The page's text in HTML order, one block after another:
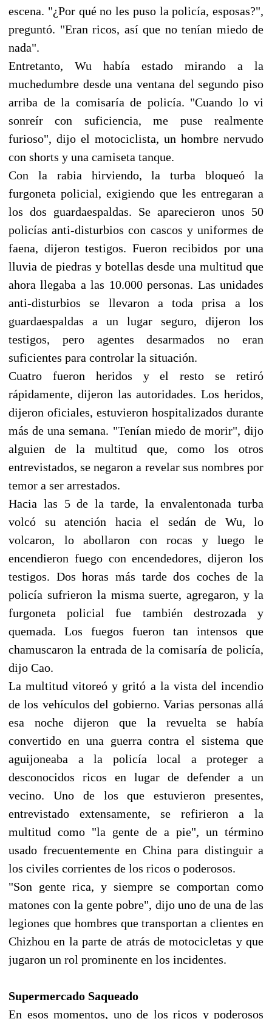
escena. "¿Por qué no les puso la policía, esposas?",
preguntó. "Eran ricos, así que no tenían miedo de
nada".
Entretanto, Wu había estado mirando a la
muchedumbre desde una ventana del segundo piso
arriba de la comisaría de policía. "Cuando lo vi
sonreír con suficiencia, me puse realmente
furioso", dijo el motociclista, un hombre nervudo
con shorts y una camiseta tanque.
Con la rabia hirviendo, la turba bloqueó la
furgoneta policial, exigiendo que les entregaran a
los dos guardaespaldas. Se aparecieron unos 50
policías anti-disturbios con cascos y uniformes de
faena, dijeron testigos. Fueron recibidos por una
lluvia de piedras y botellas desde una multitud que
ahora llegaba a las 10.000 personas. Las unidades
anti-disturbios se llevaron a toda prisa a los
guardaespaldas a un lugar seguro, dijeron los
testigos, pero agentes desarmados no eran
suficientes para controlar la situación.
Cuatro fueron heridos y el resto se retiró
rápidamente, dijeron las autoridades. Los heridos,
dijeron oficiales, estuvieron hospitalizados durante
más de una semana. "Tenían miedo de morir", dijo
alguien de la multitud que, como los otros
entrevistados, se negaron a revelar sus nombres por
temor a ser arrestados.
Hacia las 5 de la tarde, la envalentonada turba
volcó su atención hacia el sedán de Wu, lo
volcaron, lo abollaron con rocas y luego le
encendieron fuego con encendedores, dijeron los
testigos. Dos horas más tarde dos coches de la
policía sufrieron la misma suerte, agregaron, y la
furgoneta policial fue también destrozada y
quemada. Los fuegos fueron tan intensos que
chamuscaron la entrada de la comisaría de policía,
dijo Cao.
La multitud vitoreó y gritó a la vista del incendio
de los vehículos del gobierno. Varias personas allá
esa noche dijeron que la revuelta se había
convertido en una guerra contra el sistema que
aguijoneaba a la policía local a proteger a
desconocidos ricos en lugar de defender a un
vecino. Uno de los que estuvieron presentes,
entrevistado extensamente, se refirieron a la
multitud como "la gente de a pie", un término
usado frecuentemente en China para distinguir a
los civiles corrientes de los ricos o poderosos.
"Son gente rica, y siempre se comportan como
matones con la gente pobre", dijo uno de una de las
legiones que hombres que transportan a clientes en
Chizhou en la parte de atrás de motocicletas y que
jugaron un rol prominente en los incidentes.
Supermercado Saqueado
En esos momentos, uno de los ricos y poderosos